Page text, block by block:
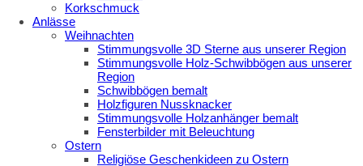
Korkschmuck
Anlässe
Weihnachten
Stimmungsvolle 3D Sterne aus unserer Region
Stimmungsvolle Holz-Schwibbögen aus unserer
Region
Schwibbögen bemalt
Holzfiguren Nussknacker
Stimmungsvolle Holzanhänger bemalt
Fensterbilder mit Beleuchtung
Ostern
Religiöse Geschenkideen zu Ostern